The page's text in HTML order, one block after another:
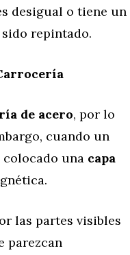
desigual o tiene un
repintado.
de acero, por lo
cuando un
colocado una capa
las partes visibles
parezcan